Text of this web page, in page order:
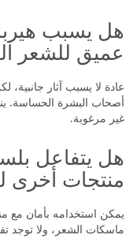
هل يسبب
عميق للشعر
عادة لا يسبب آثار
أصحاب البشرة الحساسة.
غير مرغوبة.
هل يتفاعل
منتجات أخرى
يمكن استخدامه بأمان مع
ماسكات الشعر، ولا توجد